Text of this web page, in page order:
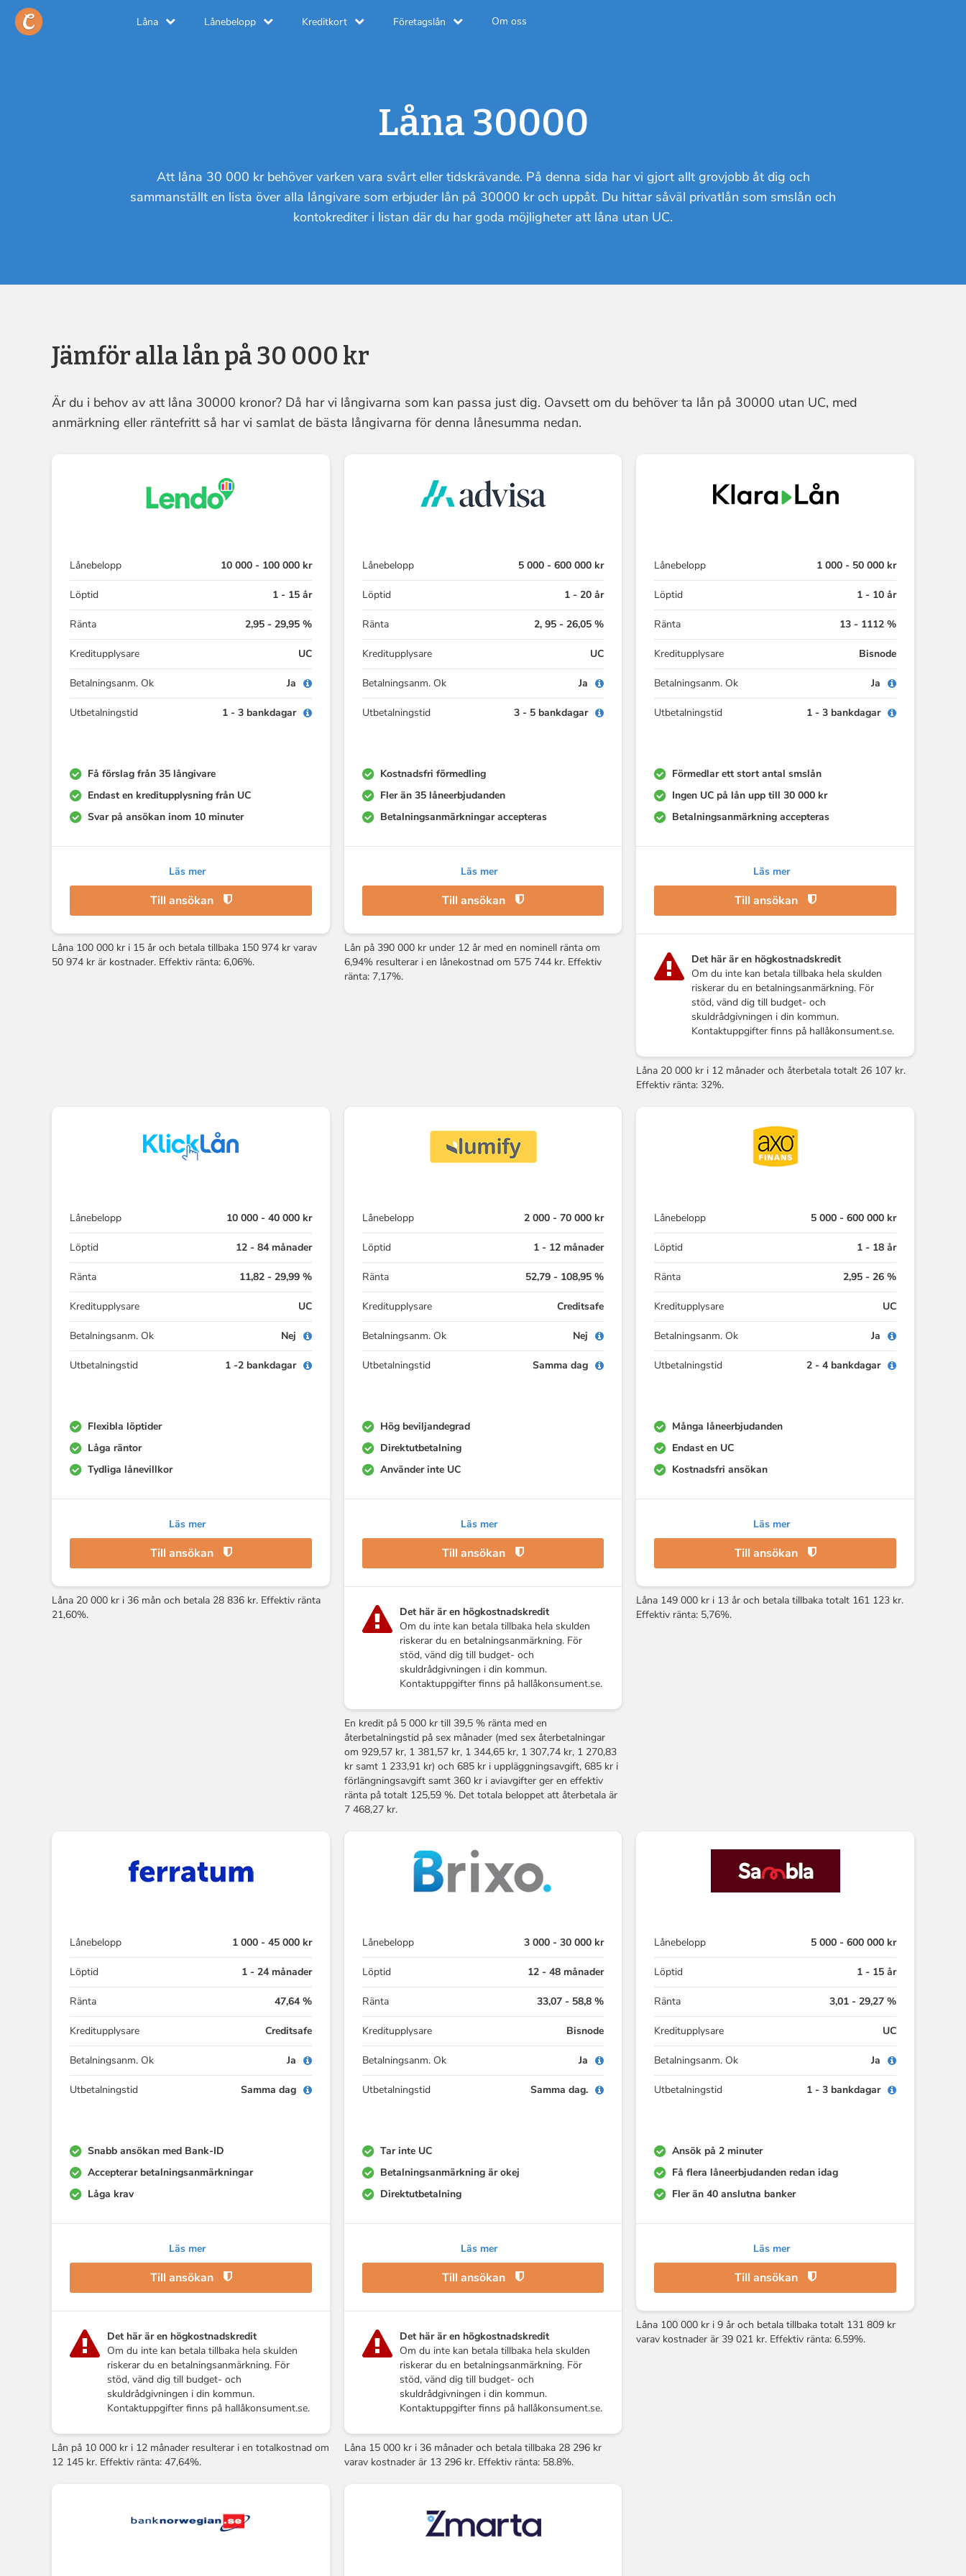
Låna Lånebelopp Kreditkort Företagslån Om oss
Låna 30000
Att låna 30 000 kr behöver varken vara svårt eller tidskrävande. På denna sida har vi gjort allt grovjobb åt dig och
sammanställt en lista över alla långivare som erbjuder lån på 30000 kr och uppåt. Du hittar såväl privatlån som smslån och
kontokrediter i listan där du har goda möjligheter att låna utan UC.
Jämför alla lån på 30 000 kr
Är du i behov av att låna 30000 kronor? Då har vi långivarna som kan passa just dig. Oavsett om du behöver ta lån på 30000 utan UC, med
anmärkning eller räntefritt så har vi samlat de bästa långivarna för denna lånesumma nedan.
Lånebelopp 10 000 - 100 000 kr
Löptid 1 - 15 år
Ränta 2,95 - 29,95 %
Kreditupplysare UC
Betalningsanm. Ok Ja
Utbetalningstid 1 - 3 bankdagar
Få förslag från 35 långivare
Endast en kreditupplysning från UC
Svar på ansökan inom 10 minuter
Läs mer
Till ansökan
Låna 100 000 kr i 15 år och betala tillbaka 150 974 kr varav
50 974 kr är kostnader. Effektiv ränta: 6,06%.
Lånebelopp 5 000 - 600 000 kr
Löptid 1 - 20 år
Ränta 2, 95 - 26,05 %
Kreditupplysare UC
Betalningsanm. Ok Ja
Utbetalningstid 3 - 5 bankdagar
Kostnadsfri förmedling
Fler än 35 låneerbjudanden
Betalningsanmärkningar accepteras
Läs mer
Till ansökan
Lån på 390 000 kr under 12 år med en nominell ränta om
6,94% resulterar i en lånekostnad om 575 744 kr. Effektiv
ränta: 7,17%.
Lånebelopp 1 000 - 50 000 kr
Löptid 1 - 10 år
Ränta 13 - 1112 %
Kreditupplysare Bisnode
Betalningsanm. Ok Ja
Utbetalningstid 1 - 3 bankdagar
Förmedlar ett stort antal smslån
Ingen UC på lån upp till 30 000 kr
Betalningsanmärkning accepteras
Läs mer
Till ansökan
Det här är en högkostnadskredit
Om du inte kan betala tillbaka hela skulden
riskerar du en betalningsanmärkning. För
stöd, vänd dig till budget- och
skuldrådgivningen i din kommun.
Kontaktuppgifter finns på hallåkonsument.se.
Låna 20 000 kr i 12 månader och återbetala totalt 26 107 kr.
Effektiv ränta: 32%.
Lånebelopp 10 000 - 40 000 kr
Löptid 12 - 84 månader
Ränta 11,82 - 29,99 %
Kreditupplysare UC
Betalningsanm. Ok Nej
Utbetalningstid 1 -2 bankdagar
Flexibla löptider
Låga räntor
Tydliga lånevillkor
Läs mer
Till ansökan
Låna 20 000 kr i 36 mån och betala 28 836 kr. Effektiv ränta
21,60%.
Lånebelopp 2 000 - 70 000 kr
Löptid 1 - 12 månader
Ränta 52,79 - 108,95 %
Kreditupplysare Creditsafe
Betalningsanm. Ok Nej
Utbetalningstid Samma dag
Hög beviljandegrad
Direktutbetalning
Använder inte UC
Läs mer
Till ansökan
Det här är en högkostnadskredit
Om du inte kan betala tillbaka hela skulden
riskerar du en betalningsanmärkning. För
stöd, vänd dig till budget- och
skuldrådgivningen i din kommun.
Kontaktuppgifter finns på hallåkonsument.se.
En kredit på 5 000 kr till 39,5 % ränta med en
återbetalningstid på sex månader (med sex återbetalningar
om 929,57 kr, 1 381,57 kr, 1 344,65 kr, 1 307,74 kr, 1 270,83
kr samt 1 233,91 kr) och 685 kr i uppläggningsavgift, 685 kr i
förlängningsavgift samt 360 kr i aviavgifter ger en effektiv
ränta på totalt 125,59 %. Det totala beloppet att återbetala är
7 468,27 kr.
Lånebelopp 5 000 - 600 000 kr
Löptid 1 - 18 år
Ränta 2,95 - 26 %
Kreditupplysare UC
Betalningsanm. Ok Ja
Utbetalningstid 2 - 4 bankdagar
Många låneerbjudanden
Endast en UC
Kostnadsfri ansökan
Läs mer
Till ansökan
Låna 149 000 kr i 13 år och betala tillbaka totalt 161 123 kr.
Effektiv ränta: 5,76%.
Lånebelopp 1 000 - 45 000 kr
Löptid 1 - 24 månader
Ränta 47,64 %
Kreditupplysare Creditsafe
Betalningsanm. Ok Ja
Utbetalningstid Samma dag
Snabb ansökan med Bank-ID
Accepterar betalningsanmärkningar
Låga krav
Läs mer
Till ansökan
Det här är en högkostnadskredit
Om du inte kan betala tillbaka hela skulden
riskerar du en betalningsanmärkning. För
stöd, vänd dig till budget- och
skuldrådgivningen i din kommun.
Kontaktuppgifter finns på hallåkonsument.se.
Lån på 10 000 kr i 12 månader resulterar i en totalkostnad om
12 145 kr. Effektiv ränta: 47,64%.
Lånebelopp 3 000 - 30 000 kr
Löptid 12 - 48 månader
Ränta 33,07 - 58,8 %
Kreditupplysare Bisnode
Betalningsanm. Ok Ja
Utbetalningstid Samma dag.
Tar inte UC
Betalningsanmärkning är okej
Direktutbetalning
Läs mer
Till ansökan
Det här är en högkostnadskredit
Om du inte kan betala tillbaka hela skulden
riskerar du en betalningsanmärkning. För
stöd, vänd dig till budget- och
skuldrådgivningen i din kommun.
Kontaktuppgifter finns på hallåkonsument.se.
Låna 15 000 kr i 36 månader och betala tillbaka 28 296 kr
varav kostnader är 13 296 kr. Effektiv ränta: 58.8%.
Lånebelopp 5 000 - 600 000 kr
Löptid 1 - 15 år
Ränta 3,01 - 29,27 %
Kreditupplysare UC
Betalningsanm. Ok Ja
Utbetalningstid 1 - 3 bankdagar
Ansök på 2 minuter
Få flera låneerbjudanden redan idag
Fler än 40 anslutna banker
Läs mer
Till ansökan
Låna 100 000 kr i 9 år och betala tillbaka totalt 131 809 kr
varav kostnader är 39 021 kr. Effektiv ränta: 6.59%.